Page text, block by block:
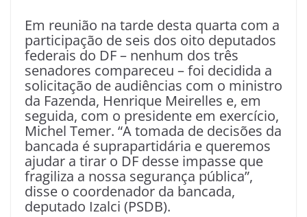
Em reunião na tarde desta quarta com a
participação de seis dos oito deputados
federais do DF – nenhum dos três
senadores compareceu – foi decidida a
solicitação de audiências com o ministro
da Fazenda, Henrique Meirelles e, em
seguida, com o presidente em exercício,
Michel Temer. “A tomada de decisões da
bancada é suprapartidária e queremos
ajudar a tirar o DF desse impasse que
fragiliza a nossa segurança pública”,
disse o coordenador da bancada,
deputado Izalci (PSDB).